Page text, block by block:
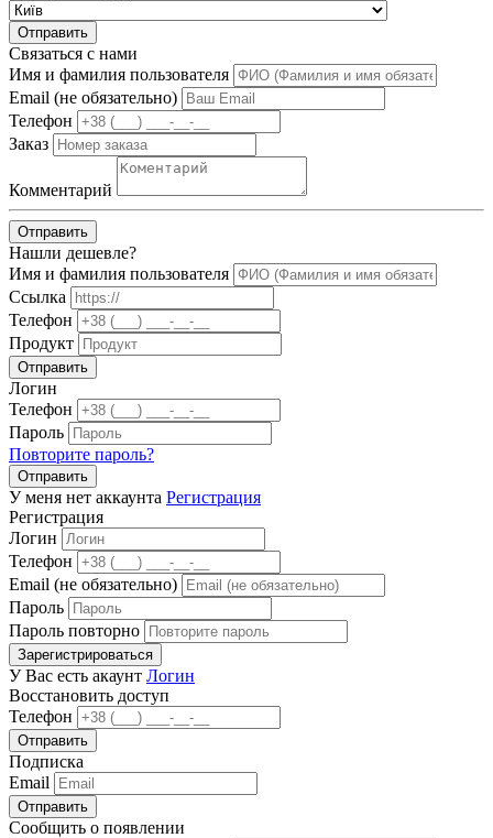
Отправить
Связаться с нами
Имя и фамилия пользователя
Email (не обязательно)
Телефон
Заказ
Комментарий
Отправить
Нашли дешевле?
Имя и фамилия пользователя
Ссылка
Телефон
Продукт
Отправить
Логин
Телефон
Пароль
Повторите пароль?
Отправить
У меня нет аккаунта Регистрация
Регистрация
Логин
Телефон
Email (не обязательно)
Пароль
Пароль повторно
Зарегистрироваться
У Вас есть акаунт Логин
Восстановить доступ
Телефон
Отправить
Подписка
Email
Отправить
Сообщить о появлении